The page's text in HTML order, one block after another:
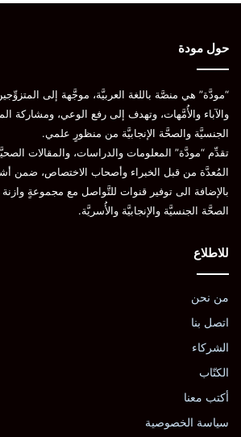
حول مودة
“مودَّة” هي منصَّة باللغة العربيَّة، موجَّهة إلى
والآباء والأُمَّهات، وتهدف إلى رفع الوعي، ومشاركة
الجنسيَّة والصحَّة الإنجابيَّة من منظورٍ علمي.
تقدِّم “مودَّة” المعلومات والدراسات، والمقالات
المُعدَّة من قبل الخبراء وأصحاب الاختصاص، ضمن
بالإضافة الى توفير قنوات للتَّواصل مع مجموعةٍ
الصحَّة الجنسيَّة والإنجابيَّة والأُسريَّة.
للاطلاع
من نحن
اتصل بنا
الشركاء
الكتّاب
أكتب معنا
سياسة الخصوصية